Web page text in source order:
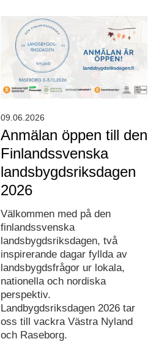
Anmälan öppen till den
Finlandssvenska
landsbygdsriksdagen
2026
Välkommen med på den
finlandssvenska
landsbygdsriksdagen, två
inspirerande dagar fyllda av
landsbygdsfrågor ur lokala,
nationella och nordiska
perspektiv.
Landbygdsriksdagen 2026 tar
oss till vackra Västra Nyland
och Raseborg.
09.06.2026